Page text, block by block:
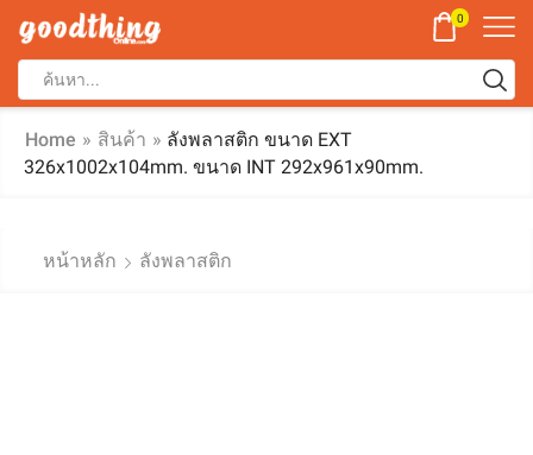
0
Home » สินค้า » ลังพลาสติก ขนาด EXT
326x1002x104mm. ขนาด INT 292x961x90mm.
หน้าหลัก ลังพลาสติก